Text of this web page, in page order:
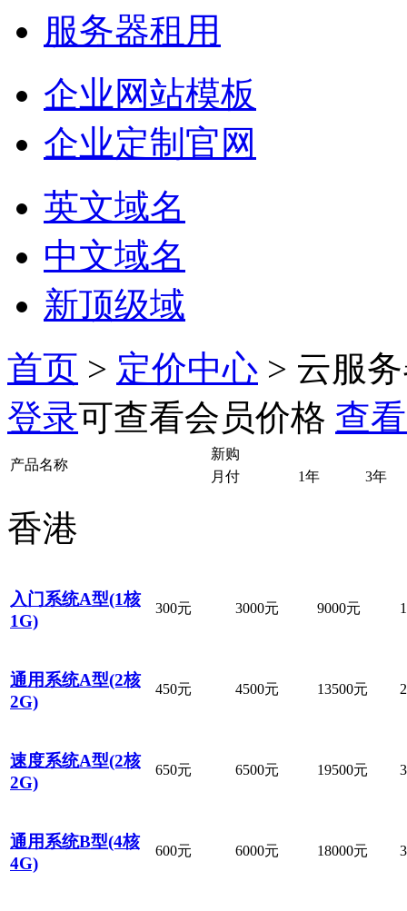
服务器租用
企业网站模板
企业定制官网
英文域名
中文域名
新顶级域
首页 > 定价中心 > 云服
登录可查看会员价格 查
产品名称
新购
月付
1年 3年
香港
入门系统A型(1核
1G)
300元 3000元 9000元
通用系统A型(2核
2G)
450元 4500元 13500元
速度系统A型(2核
2G)
650元 6500元 19500元
通用系统B型(4核
4G)
600元 6000元 18000元